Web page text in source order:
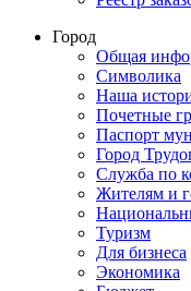
Город
Общая
Символика
Наша
Почетные
Паспорт
Город
Служба по
Жителям и
Туризм
Для бизнеса
Экономика